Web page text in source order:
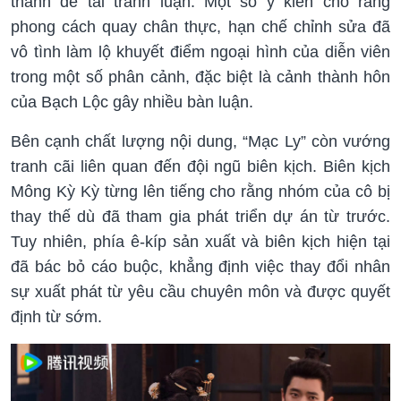
phong cách quay chân thực, hạn chế chỉnh sửa đã
vô tình làm lộ khuyết điểm ngoại hình của diễn viên
trong một số phân cảnh, đặc biệt là cảnh thành hôn
của Bạch Lộc gây nhiều bàn luận.
Bên cạnh chất lượng nội dung, “Mạc Ly” còn vướng
tranh cãi liên quan đến đội ngũ biên kịch. Biên kịch
Mông Kỳ Kỳ từng lên tiếng cho rằng nhóm của cô bị
thay thế dù đã tham gia phát triển dự án từ trước.
Tuy nhiên, phía ê-kíp sản xuất và biên kịch hiện tại
đã bác bỏ cáo buộc, khẳng định việc thay đổi nhân
sự xuất phát từ yêu cầu chuyên môn và được quyết
định từ sớm.